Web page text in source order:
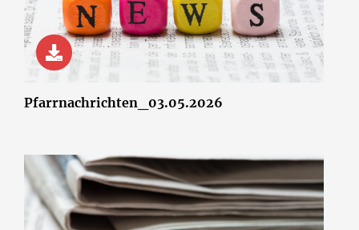
© wsf-sh/Shotshop.com
Pfarrnachrichten_03.05.2026